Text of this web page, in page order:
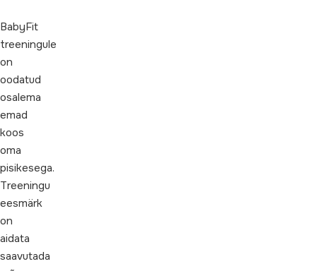
BabyFit
treeningule
on
oodatud
osalema
emad
koos
oma
pisikesega.
Treeningu
eesmärk
on
aidata
saavutada